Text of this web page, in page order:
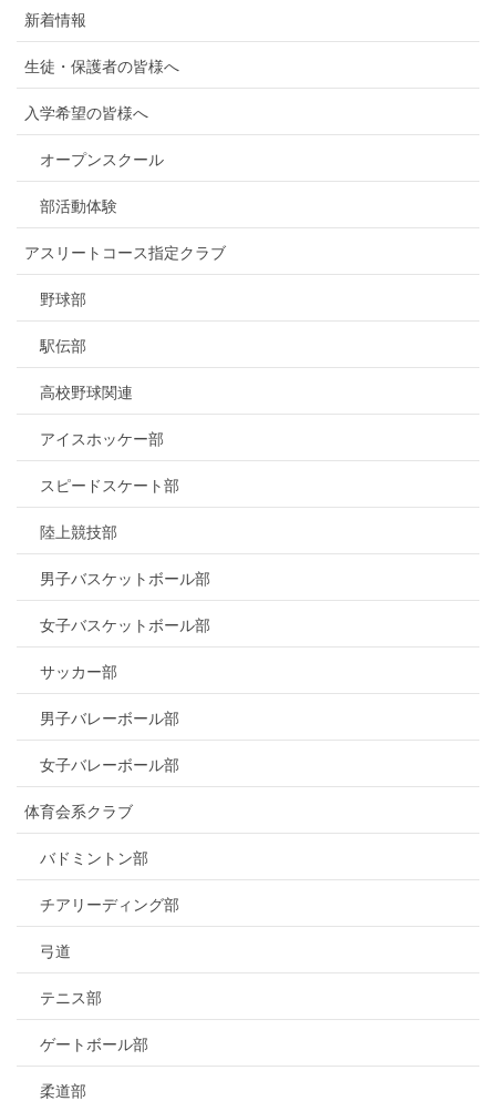
新着情報
生徒・保護者の皆様へ
入学希望の皆様へ
オープンスクール
部活動体験
アスリートコース指定クラブ
野球部
駅伝部
高校野球関連
アイスホッケー部
スピードスケート部
陸上競技部
男子バスケットボール部
女子バスケットボール部
サッカー部
男子バレーボール部
女子バレーボール部
体育会系クラブ
バドミントン部
チアリーディング部
弓道
テニス部
ゲートボール部
柔道部